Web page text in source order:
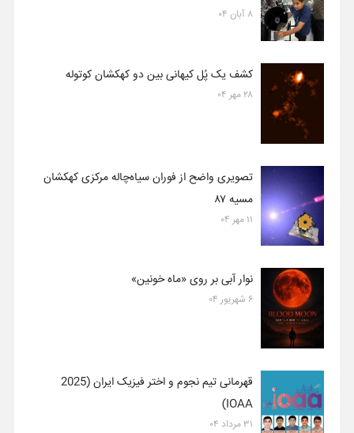
۸ آبان ۰۴
کشف یک پُل کیهانی بین دو کهکشان کوتوله
۲۸ مهر ۰۴
تصویری واضح از فوران سیاه‌چاله مرکزی کهکشان
مسیه ۸۷
۱۱ مهر ۰۴
نوار آبی بر روی «ماه خونین»
۶ شهریور ۰۴
قهرمانی تیم نجوم و اختر فیزیک ایران (2025
IOAA)
۳۱ مرداد ۰۴